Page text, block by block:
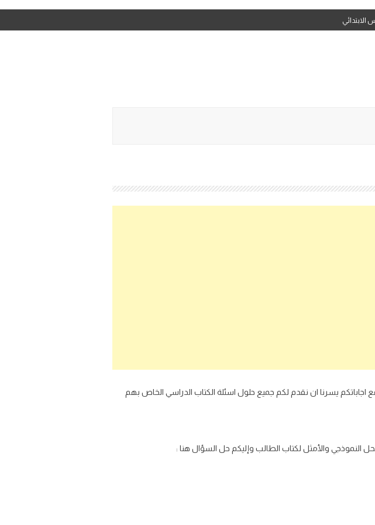
الابتدائي
يسرنا ان نقدم لكم جميع حلول اسئلة الكتاب الدراسي الخاص بهم
النموذجي والأمثل لكتاب الطالب وإليكم حل السؤال هنا :